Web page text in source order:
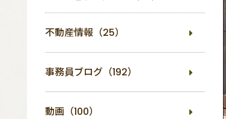
不動産情報（25）
事務員ブログ（192）
動画（100）